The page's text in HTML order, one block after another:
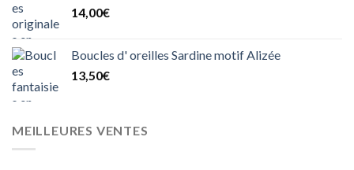
14,00€
Boucles d' oreilles Sardine motif Alizée
13,50€
MEILLEURES VENTES